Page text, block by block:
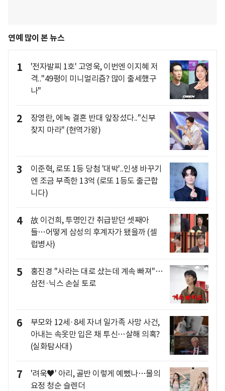
연예 많이 본 뉴스
1
'전자발찌 1호' 고영욱, 이번엔 이지혜 저
격.."49평이 미니멀리즘? 많이 출세했구
나"
2
장영란, 에녹 결혼 반대 앞장섰다.."신부
찾지 마라" (현역가왕)
3
이준혁, 로또 1등 당첨 '대박'..인생 바꾸기
엔 조금 부족한 13억 (로또 1등도 출근합
니다)
4
故 이건희, 투명인간 취급받던 셋째아
들…어떻게 삼성의 후계자가 됐을까 (셀
럽병사)
5
홍진경 "사라는 대로 샀는데 계속 빠져"…
삼전·닉스 손실 토로
6
부모와 12세·8세 자녀 일가족 사망 사건,
아내는 속옷만 입은 채 투신…살해 의혹?
(실화탐사대)
7
'려욱♥' 아리, 골반 이렇게 예뻤나…물의
요정 청순 슬렌더